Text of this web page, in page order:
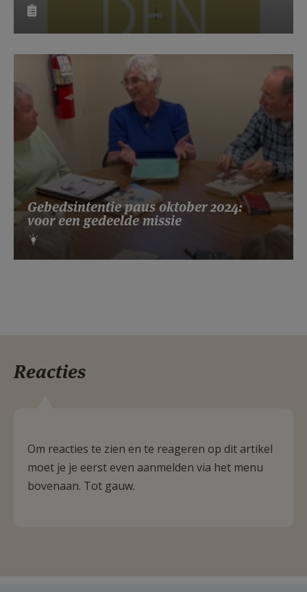
Gebedsintentie paus oktober 2024:
voor een gedeelde missie
Reacties
Om reacties te zien en te reageren op dit artikel
moet je je eerst even aanmelden via het menu
bovenaan. Tot gauw.